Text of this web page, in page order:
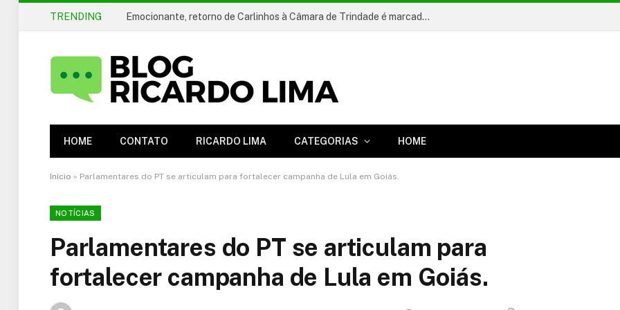
TRENDING Emocionante, retorno de Carlinhos à Câmara de Trindade é marcado por aplausos, lágrimas e demonstração de carinho
HOME CONTATO RICARDO LIMA CATEGORIAS HOME
Início » Parlamentares do PT se articulam para fortalecer campanha de Lula em Goiás.
NOTÍCIAS
Parlamentares do PT se articulam para
fortalecer campanha de Lula em Goiás.